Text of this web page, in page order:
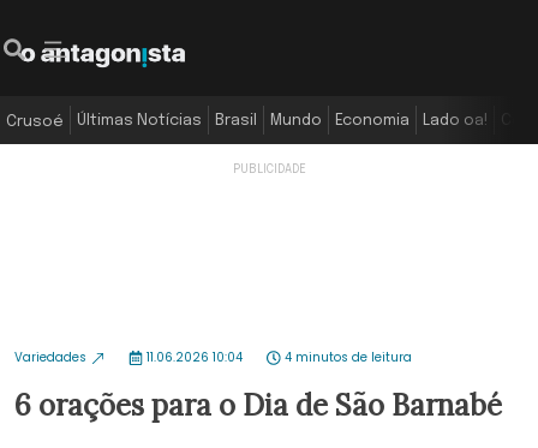
Crusoé Últimas Notícias Brasil Mundo Economia Lado oa!
Variedades 11.06.2026 10:04 4 minutos de leitura
6 orações para o Dia de São Barnabé